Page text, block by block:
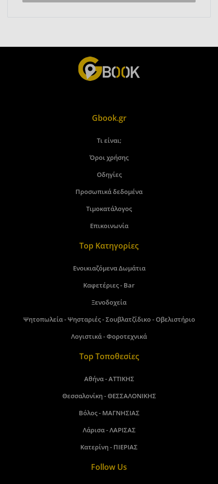
Gbook.gr
Τι είναι;
Όροι χρήσης
Οδηγίες
Προσωπικά δεδομένα
Τιμοκατάλογος
Επικοινωνία
Top Κατηγορίες
Ενοικιαζόμενα Δωμάτια
Καφετέριες - Bar
Ξενοδοχεία
Ψητοπωλεία - Ψησταριές - Σουβλατζίδικο - Οβελιστήριο
Λογιστικά - Φοροτεχνικά
Top Τοποθεσίες
Αθήνα - ΑΤΤΙΚΗΣ
Θεσσαλονίκη - ΘΕΣΣΑΛΟΝΙΚΗΣ
Βόλος - ΜΑΓΝΗΣΙΑΣ
Λάρισα - ΛΑΡΙΣΑΣ
Κατερίνη - ΠΙΕΡΙΑΣ
Follow Us